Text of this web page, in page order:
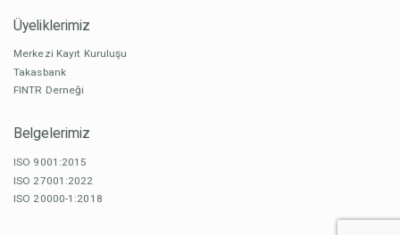
Üyeliklerimiz
Merkezi Kayıt Kuruluşu
Takasbank
FINTR Derneği
Belgelerimiz
ISO 9001:2015
ISO 27001:2022
ISO 20000-1:2018